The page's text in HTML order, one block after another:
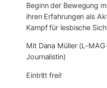
Beginn der Bewegung
ihren Erfahrungen als
Kampf für lesbische
Mit Dana Müller (L-
Journalistin)
Eintritt frei!